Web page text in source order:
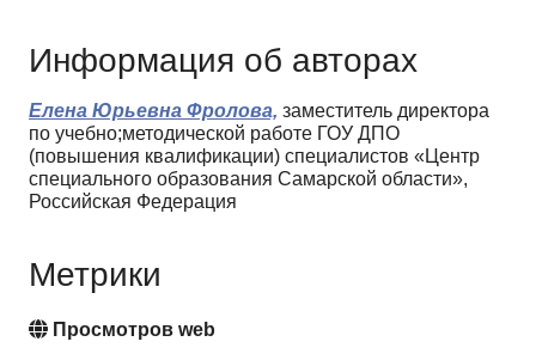
Информация об авторах
Елена Юрьевна Фролова, заместитель директора
по учебно;методической работе ГОУ ДПО
(повышения квалификации) специалистов «Центр
специального образования Самарской области»,
Российская Федерация
Метрики
Просмотров web